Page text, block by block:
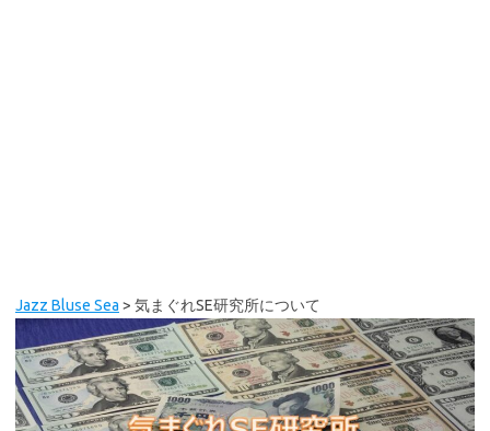
Jazz Bluse Sea > 気まぐれSE研究所について